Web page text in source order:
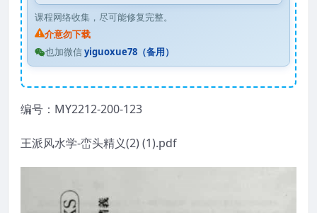
课程网络收集，尽可能修复完整。
介意勿下载
也加微信yiguoxue78（备用）
编号：MY2212-200-123
王派风水学-峦头精义(2) (1).pdf